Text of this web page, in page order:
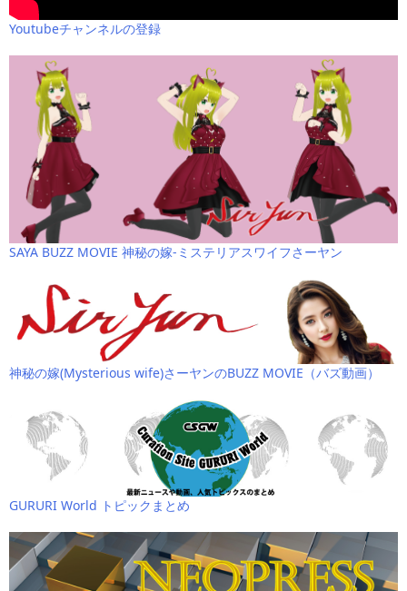
Youtubeチャンネルの登録
SAYA BUZZ MOVIE 神秘の嫁-ミステリアスワイフさーヤン
神秘の嫁(Mysterious wife)さーヤンのBUZZ MOVIE（バズ動画）
GURURI World トピックまとめ